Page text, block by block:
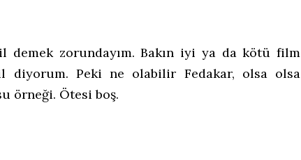
demek zorundayım. Bakın iyi ya da kötü film
diyorum. Peki ne olabilir Fedakar, olsa olsa
örneği. Ötesi boş.